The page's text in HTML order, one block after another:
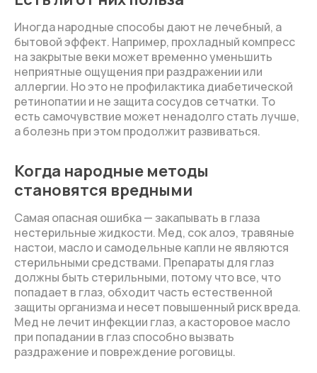
Иногда народные способы дают не лечебный, а
бытовой эффект. Например, прохладный компресс
на закрытые веки может временно уменьшить
неприятные ощущения при раздражении или
аллергии. Но это не профилактика диабетической
ретинопатии и не защита сосудов сетчатки. То
есть самочувствие может ненадолго стать лучше,
а болезнь при этом продолжит развиваться.
Когда народные методы
становятся вредными
Самая опасная ошибка — закапывать в глаза
нестерильные жидкости. Мед, сок алоэ, травяные
настои, масло и самодельные капли не являются
стерильными средствами. Препараты для глаз
должны быть стерильными, потому что все, что
попадает в глаз, обходит часть естественной
защиты организма и несет повышенный риск вреда.
Мед не лечит инфекции глаз, а касторовое масло
при попадании в глаз способно вызвать
раздражение и повреждение роговицы.